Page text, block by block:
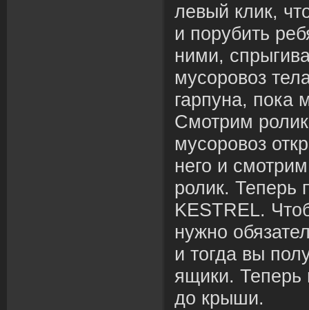
левый клик,
и порубить
ними,
мусоровоз
гарпуна, пока
Смотрим
мусоровоз
него и
ролик. Теперь
KESTREL.
нужно
и тогда вы
ящики. Теперь
до крыши.